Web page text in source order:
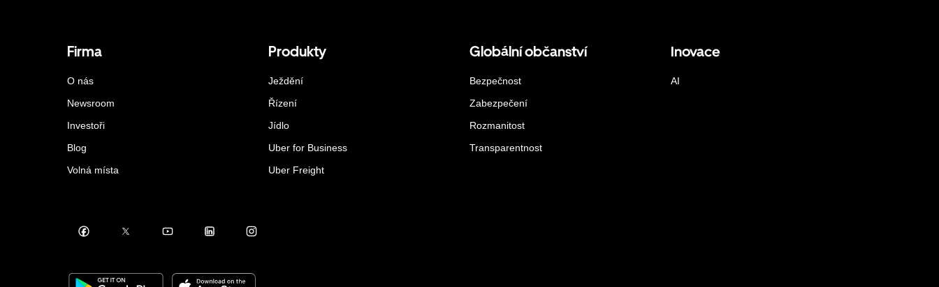
Firma
O nás
Newsroom
Investoři
Blog
Volná místa
Produkty
Ježdění
Řízení
Jídlo
Uber for Business
Uber Freight
Globální občanství
Bezpečnost
Zabezpečení
Rozmanitost
Transparentnost
Inovace
AI